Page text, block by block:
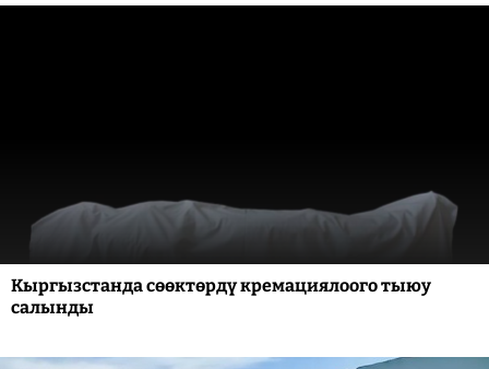
Кыргызстанда сөөктөрдү кремациялоого тыюу
салынды